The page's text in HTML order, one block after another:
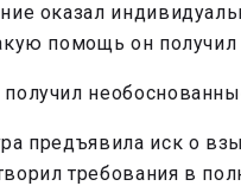
оказал
помощь он получил
предъявила иск о
требования в